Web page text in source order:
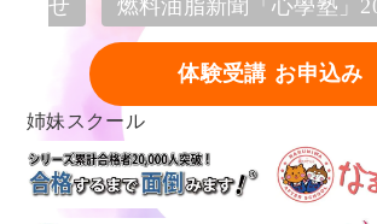
せ
燃料油脂新聞「心學塾」
体験受講 お申込み
姉妹スクール